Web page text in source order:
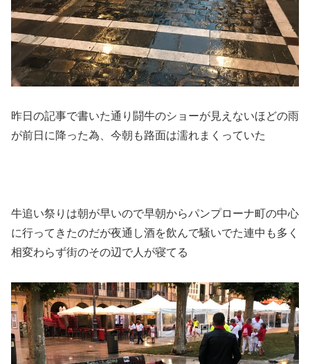
昨日の記事で書いた通り闘牛のショーが見えないほどの雨
が前日に降った為、今朝も路面は濡れまくっていた
牛追い祭りは朝が早いので早朝からパンプローナ町の中心
に行ってきたのだが夜通し酒を飲んで騒いでた連中も多く
相変わらず街のその辺で人が寝てる